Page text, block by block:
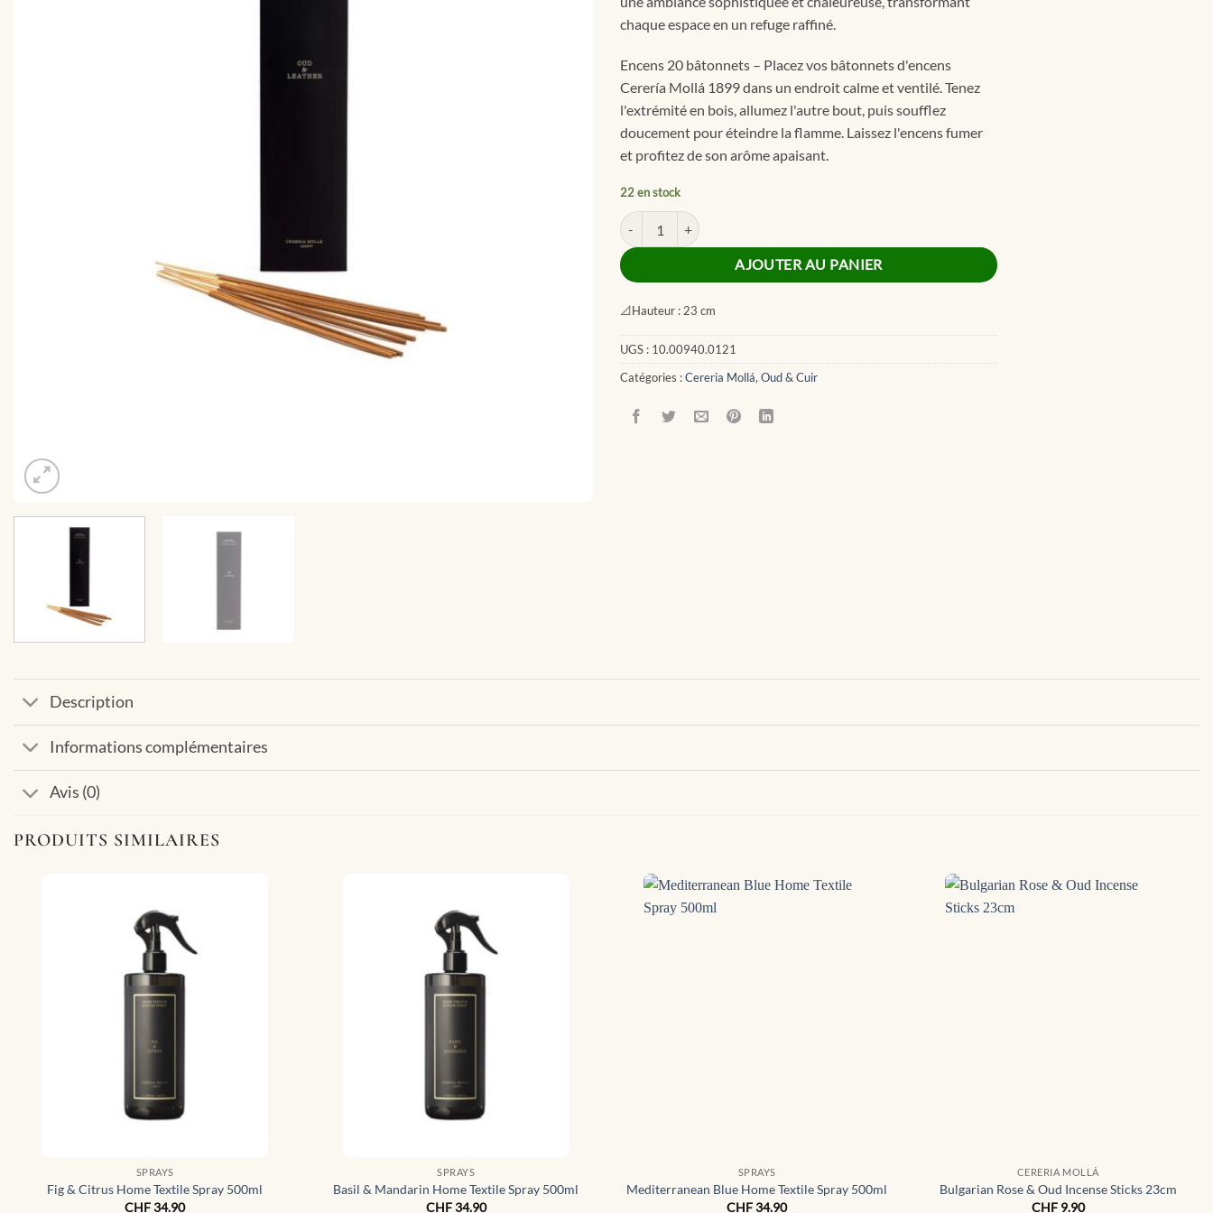
chaque espace en un refuge raffiné.
Encens 20 bâtonnets – Placez vos bâtonnets d'encens
Cerería Mollá 1899 dans un endroit calme et ventilé. Tenez
l'extrémité en bois, allumez l'autre bout, puis soufflez
doucement pour éteindre la flamme. Laissez l'encens fumer
et profitez de son arôme apaisant.
22 en stock
quantité de Oud & Leather Incense Sticks 23cm
AJOUTER AU PANIER
📐Hauteur : 23 cm
UGS : 10.00940.0121
Catégories :Cereria Mollá, Oud & Cuir
Description
Informations complémentaires
Avis (0)
PRODUITS SIMILAIRES
SPRAYS
Fig & Citrus Home Textile Spray 500ml
CHF34.90
SPRAYS
Basil & Mandarin Home Textile Spray 500ml
CHF34.90
SPRAYS
Mediterranean Blue Home Textile Spray 500ml
CHF34.90
CERERIA MOLLÁ
Bulgarian Rose & Oud Incense Sticks 23cm
CHF9.90